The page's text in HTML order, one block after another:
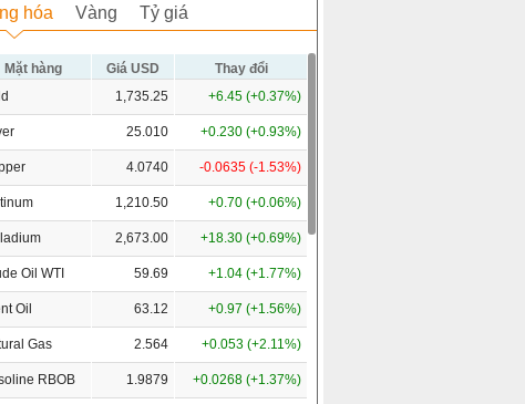
hóa Vàng Tỷ giá
Mặt hàng Giá USD
Thay đổi
1,735.25 +6.45 (+0.37%)
25.010 +0.230 (+0.93%)
4.0740 -0.0635 (-1.53%)
1,210.50 +0.70 (+0.06%)
2,673.00 +18.30 (+0.69%)
Oil WTI 59.69 +1.04 (+1.77%)
Oil 63.12 +0.97 (+1.56%)
Gas 2.564 +0.053 (+2.11%)
RBOB 1.9879 +0.0268 (+1.37%)